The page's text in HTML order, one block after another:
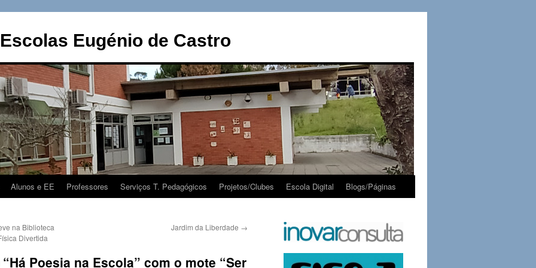
Eugénio de Castro
Alunos e EE Professores Serviços T. Pedagógicos Projetos/Clubes Escola Digital Blogs/Páginas
na Biblioteca
Divertida
Jardim da Liberdade →
Poesia na Escola” com o mote “Ser